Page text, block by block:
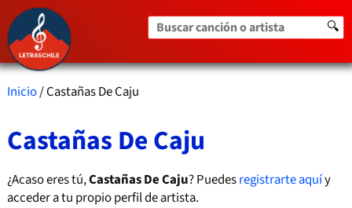
Buscar canción o artista 🔍
Inicio/ Castañas De Caju
Castañas De Caju
¿Acaso eres tú,Castañas De Caju? Puedesregistrarte aquíy
acceder a tu propio perfil de artista.